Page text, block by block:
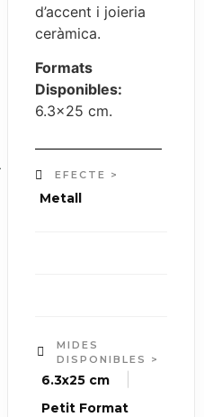
d’accent i joieria
ceràmica.
Formats
Disponibles:
6.3×25 cm.
EFECTE >
Metall
MIDES
DISPONIBLES >
6.3x25 cm
Petit Format